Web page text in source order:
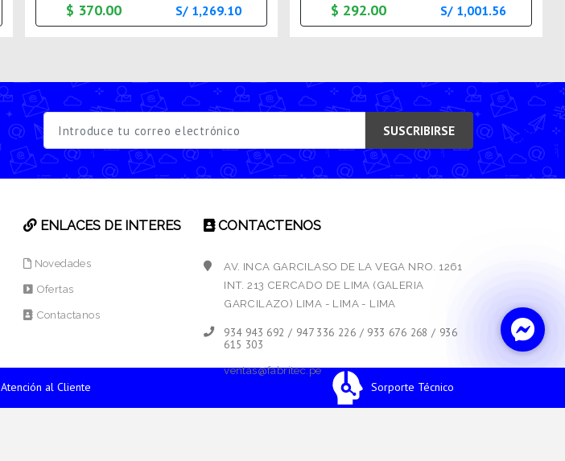
$ 370.00 S/ 1,269.10 $ 292.00 S/ 1,001.56
SUSCRIBIRSE
Atención al Cliente Sorporte Técnico
ENLACES DE INTERES
Novedades
Ofertas
Contactanos
CONTACTENOS
AV. INCA GARCILASO DE LA VEGA NRO. 1261
INT. 213 CERCADO DE LIMA (GALERIA
GARCILAZO) LIMA - LIMA - LIMA
934 943 692 / 947 336 226 / 933 676 268 / 936
615 303
ventas@fabritec.pe